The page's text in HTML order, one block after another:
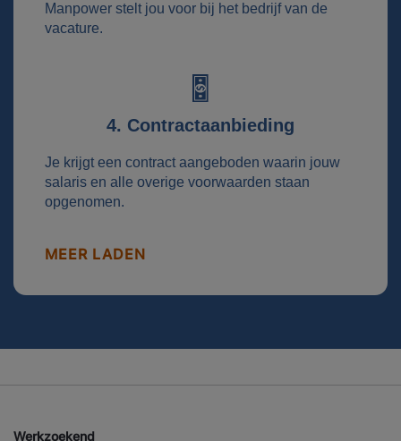
Manpower stelt jou voor bij het bedrijf van de
vacature.
4. Contractaanbieding
Je krijgt een contract aangeboden waarin jouw
salaris en alle overige voorwaarden staan
opgenomen.
MEER LADEN
Werkzoekend